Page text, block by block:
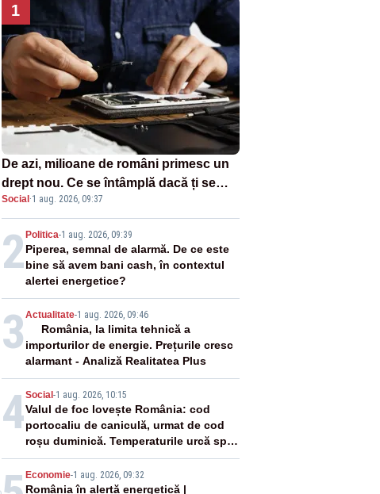
1
De azi, milioane de români primesc un
drept nou. Ce se întâmplă dacă ți se
strică un produs
Social ·1 aug. 2026, 09:37
2 Politica-1 aug. 2026, 09:39
Piperea, semnal de alarmă. De ce este
bine să avem bani cash, în contextul
alertei energetice?
3 Actualitate-1 aug. 2026, 09:46
România, la limita tehnică a
importurilor de energie. Prețurile cresc
alarmant - Analiză Realitatea Plus
4Social -1 aug. 2026, 10:15
Valul de foc lovește România: cod
portocaliu de caniculă, urmat de cod
roșu duminică. Temperaturile urcă spre
40°C
Economie-1 aug. 2026, 09:32
România în alertă energetică |